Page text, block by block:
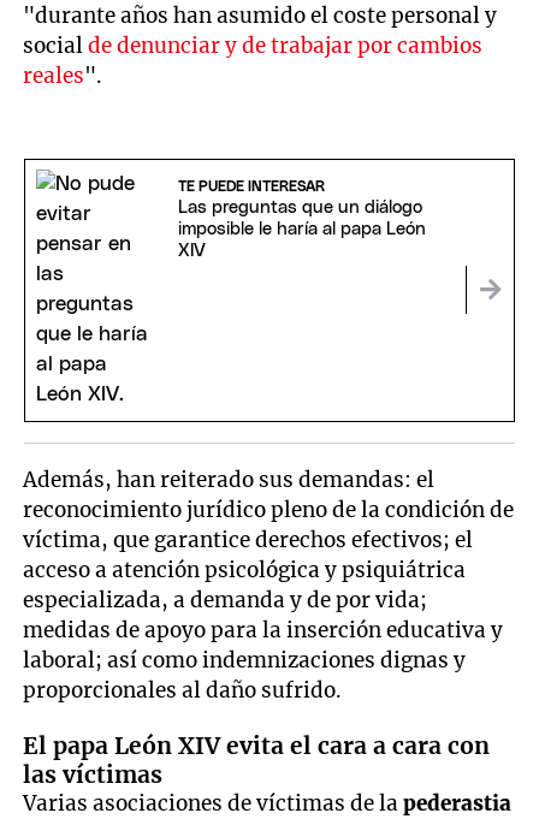
"durante años han asumido el coste personal y
socialde denunciar y de trabajar por cambios
reales".
TE PUEDE INTERESAR
Las preguntas que un diálogo
imposible le haría al papa León
XIV
Además, han reiterado sus demandas: el
reconocimiento jurídico pleno de la condición de
víctima, que garantice derechos efectivos; el
acceso a atención psicológica y psiquiátrica
especializada, a demanda y de por vida;
medidas de apoyo para la inserción educativa y
laboral; así como indemnizaciones dignas y
proporcionales al daño sufrido.
El papa León XIV evita el cara a cara con
las víctimas
Varias asociaciones de víctimas de lapederastia